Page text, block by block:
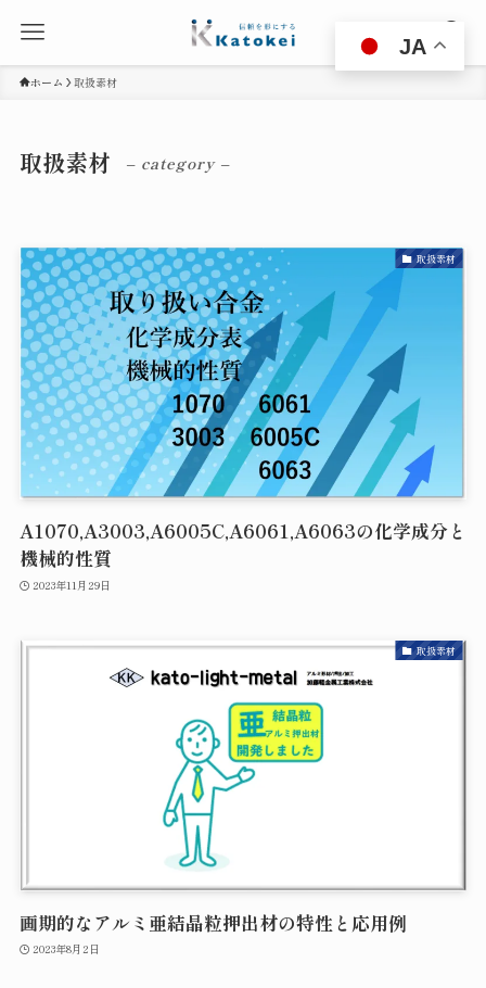
ホーム 取扱素材
取扱素材 – category –
取扱素材
A1070,A3003,A6005C,A6061,A6063の化学成分と
機械的性質
2023年11月29日
取扱素材
画期的なアルミ亜結晶粒押出材の特性と応用例
2023年8月2日
JA